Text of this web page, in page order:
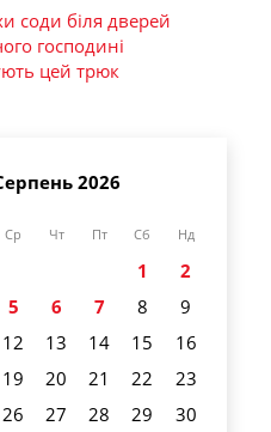
соди біля дверей
господині
цей трюк
2026
Ср Чт Пт Сб Нд
1
2
5 6 7 8
9
12 13 14 15
16
19 20 21 22
23
26 27 28 29
30